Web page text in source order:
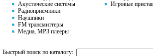
Акустические системы
Радиоприемники
Наушники
FM трансмиттеры
Медиа, MP3 плееры
Игровые
Быстрый поиск по каталогу: